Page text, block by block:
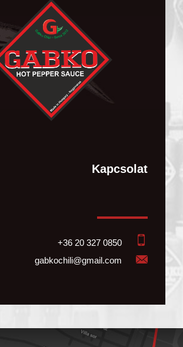
Kapcsolat
+36 20 327 0850
gabkochili@gmail.com